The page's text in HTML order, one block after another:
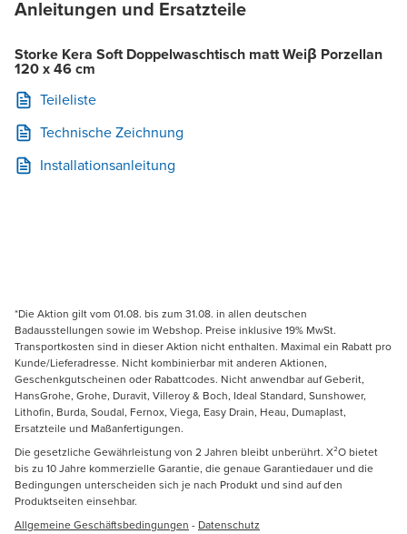
Anleitungen und Ersatzteile
Storke Kera Soft Doppelwaschtisch matt Weiβ Porzellan
120 x 46 cm
Teileliste
Technische Zeichnung
Installationsanleitung
*Die Aktion gilt vom 01.08. bis zum 31.08. in allen deutschen
Badausstellungen sowie im Webshop. Preise inklusive 19% MwSt.
Transportkosten sind in dieser Aktion nicht enthalten. Maximal ein Rabatt pro
Kunde/Lieferadresse. Nicht kombinierbar mit anderen Aktionen,
Geschenkgutscheinen oder Rabattcodes. Nicht anwendbar auf Geberit,
HansGrohe, Grohe, Duravit, Villeroy & Boch, Ideal Standard, Sunshower,
Lithofin, Burda, Soudal, Fernox, Viega, Easy Drain, Heau, Dumaplast,
Ersatzteile und Maßanfertigungen.
Die gesetzliche Gewährleistung von 2 Jahren bleibt unberührt. X²O bietet
bis zu 10 Jahre kommerzielle Garantie, die genaue Garantiedauer und die
Bedingungen unterscheiden sich je nach Produkt und sind auf den
Produktseiten einsehbar.
Allgemeine Geschäftsbedingungen - Datenschutz